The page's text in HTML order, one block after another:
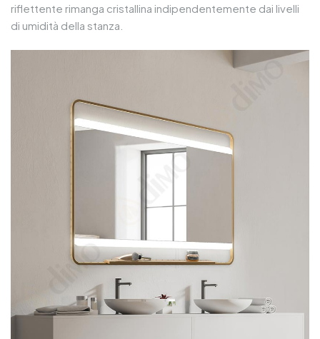
riflettente rimanga cristallina indipendentemente dai livelli
di umidità della stanza.